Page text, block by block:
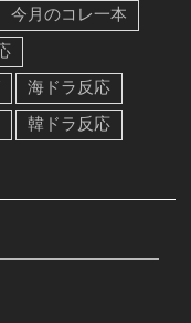
今月のコレ一本
海ドラ反応
韓ドラ反応